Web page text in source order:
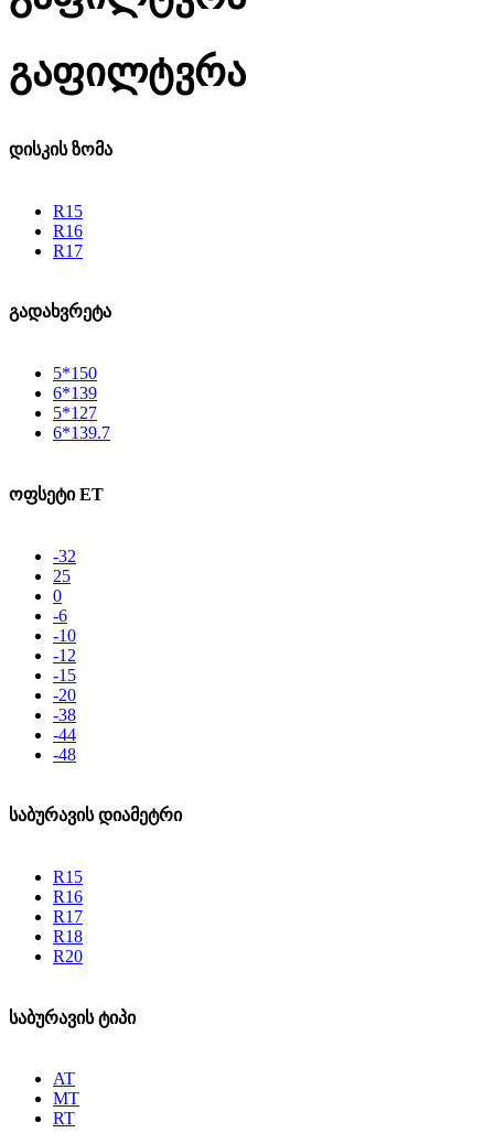
გაფილტვრა
დისკის ზომა
R15
R16
R17
გადახვრეტა
5*150
6*139
5*127
6*139.7
ოფსეტი ET
-32
25
0
-6
-10
-12
-15
-20
-38
-44
-48
საბურავის დიამეტრი
R15
R16
R17
R18
R20
საბურავის ტიპი
AT
MT
RT